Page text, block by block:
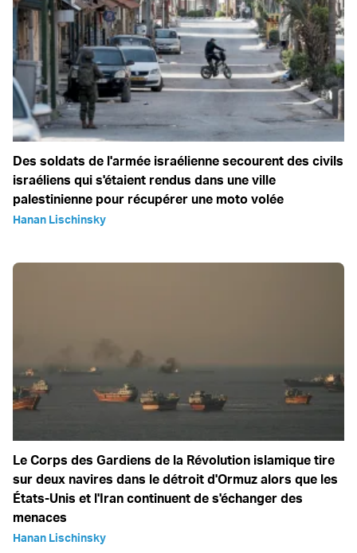
Des soldats de l'armée israélienne secourent des civils
israéliens qui s'étaient rendus dans une ville
palestinienne pour récupérer une moto volée
Hanan Lischinsky
Le Corps des Gardiens de la Révolution islamique tire
sur deux navires dans le détroit d'Ormuz alors que les
États-Unis et l'Iran continuent de s'échanger des
menaces
Hanan Lischinsky